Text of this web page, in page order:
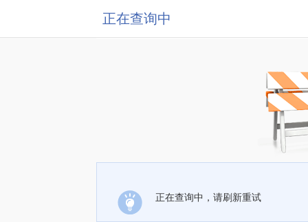
正在查询中
正在查询中，请刷新重试